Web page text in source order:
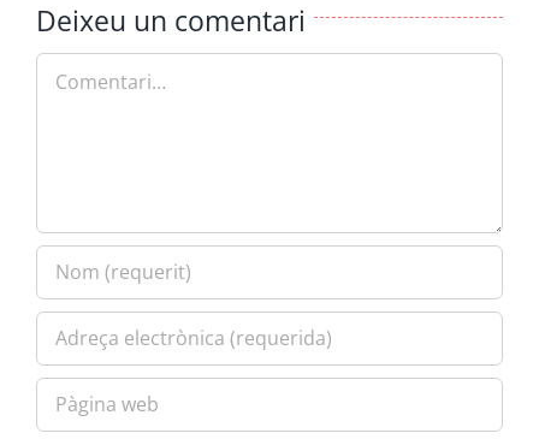
Deixeu un comentari